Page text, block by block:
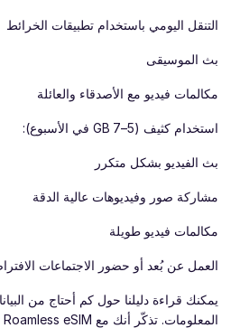
التنقل اليومي باستخدام تطبيقات الخرائط
بث الموسيقى
مكالمات فيديو مع الأصدقاء والعائلة
استخدام كثيف (5–7 GB في الأسبوع):
بث الفيديو بشكل متكرر
مشاركة صور وفيديوهات عالية الدقة
مكالمات فيديو طويلة
العمل عن بُعد أو حضور الاجتماعات
يمكنك قراءة دليلنا حول كم أحتاج من